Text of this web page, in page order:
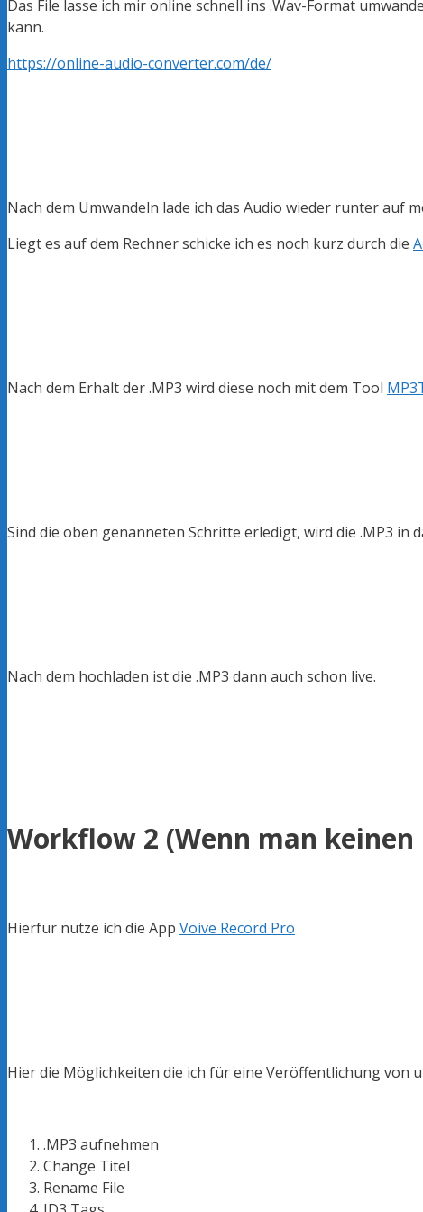
Das File lasse ich mir online schnell ins .Wav-Format
kann.
https://online-audio-converter.com/de/
Nach dem Umwandeln lade ich das Audio wieder runter auf
Liegt es auf dem Rechner schicke ich es noch kurz durch die
Nach dem Erhalt der .MP3 wird diese noch mit dem Tool
Sind die oben genanneten Schritte erledigt, wird die .MP3 in
Nach dem hochladen ist die .MP3 dann auch schon live.
Workflow 2 (Wenn man
Hierfür nutze ich die App Voive Record Pro
Hier die Möglichkeiten die ich für eine Veröffentlichung von
.MP3 aufnehmen
Change Titel
Rename File